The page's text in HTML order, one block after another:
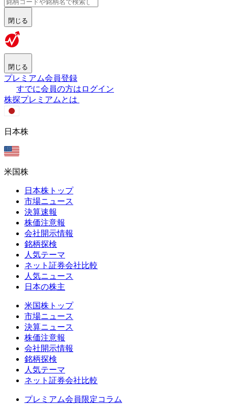
閉じる
閉じる
プレミアム会員登録
すでに会員の方はログイン
株探プレミアムとは
日本株
米国株
日本株トップ
市場ニュース
決算速報
株価注意報
会社開示情報
銘柄探検
人気テーマ
ネット証券会社比較
人気ニュース
日本の株主
米国株トップ
市場ニュース
決算ニュース
株価注意報
会社開示情報
銘柄探検
人気テーマ
ネット証券会社比較
プレミアム会員限定コラム